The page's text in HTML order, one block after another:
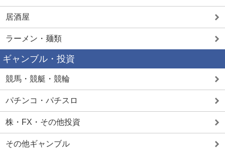
居酒屋
ラーメン・麺類
ギャンブル・投資
競馬・競艇・競輪
パチンコ・パチスロ
株・FX・その他投資
その他ギャンブル